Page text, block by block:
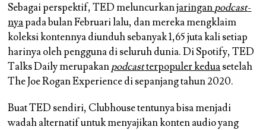
Sebagai perspektif, TED meluncurkanjaringanpodcast-
nyapada bulan Februari lalu, dan mereka mengklaim
koleksi kontennya diunduh sebanyak 1,65 juta kali setiap
harinya oleh pengguna di seluruh dunia. Di Spotify, TED
Talks Daily merupakanpodcastterpopuler keduasetelah
The Joe Rogan Experience di sepanjang tahun 2020.
Buat TED sendiri, Clubhouse tentunya bisa menjadi
wadah alternatif untuk menyajikan konten audio yang